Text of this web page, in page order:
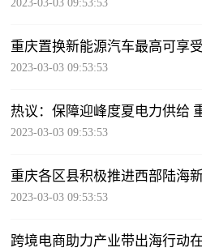
2023-03-03 09:53:53
重庆置换新能源汽车最高可享
2023-03-03 09:53:53
热议：保障迎峰度夏电力供给
2023-03-03 09:53:53
重庆各区县积极推进西部陆海
2023-03-03 09:53:53
跨境电商助力产业带出海行动